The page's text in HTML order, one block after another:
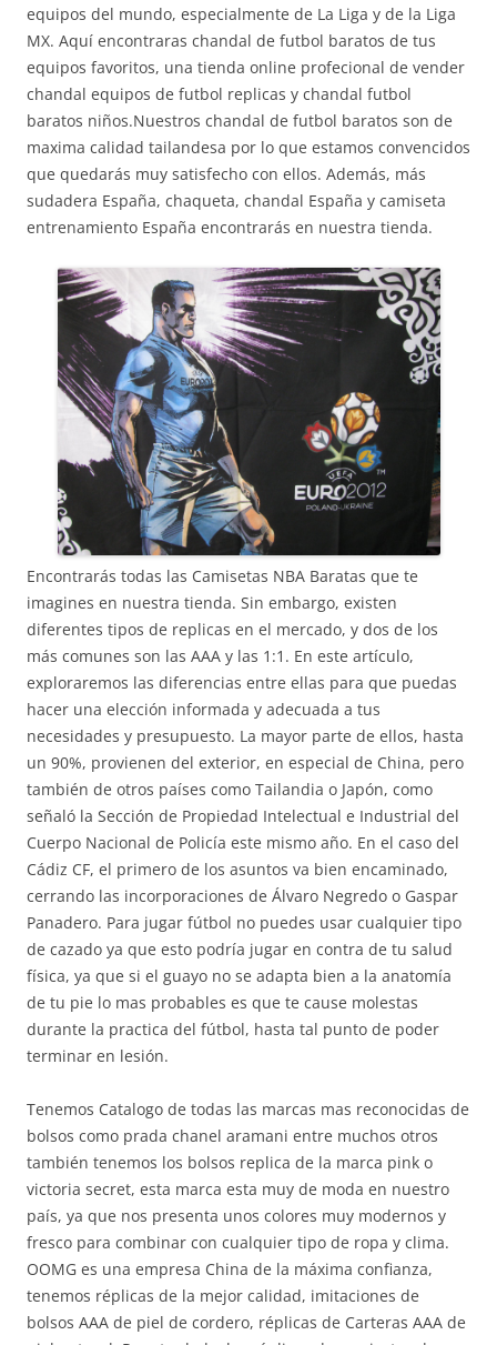
equipos del mundo, especialmente de La Liga y de la Liga
MX. Aquí encontraras chandal de futbol baratos de tus
equipos favoritos, una tienda online profecional de vender
chandal equipos de futbol replicas y chandal futbol
baratos niños.Nuestros chandal de futbol baratos son de
maxima calidad tailandesa por lo que estamos convencidos
que quedarás muy satisfecho con ellos. Además, más
sudadera España, chaqueta, chandal España y camiseta
entrenamiento España encontrarás en nuestra tienda.
Encontrarás todas las Camisetas NBA Baratas que te
imagines en nuestra tienda. Sin embargo, existen
diferentes tipos de replicas en el mercado, y dos de los
más comunes son las AAA y las 1:1. En este artículo,
exploraremos las diferencias entre ellas para que puedas
hacer una elección informada y adecuada a tus
necesidades y presupuesto. La mayor parte de ellos, hasta
un 90%, provienen del exterior, en especial de China, pero
también de otros países como Tailandia o Japón, como
señaló la Sección de Propiedad Intelectual e Industrial del
Cuerpo Nacional de Policía este mismo año. En el caso del
Cádiz CF, el primero de los asuntos va bien encaminado,
cerrando las incorporaciones de Álvaro Negredo o Gaspar
Panadero. Para jugar fútbol no puedes usar cualquier tipo
de cazado ya que esto podría jugar en contra de tu salud
física, ya que si el guayo no se adapta bien a la anatomía
de tu pie lo mas probables es que te cause molestas
durante la practica del fútbol, hasta tal punto de poder
terminar en lesión.
Tenemos Catalogo de todas las marcas mas reconocidas de
bolsos como prada chanel aramani entre muchos otros
también tenemos los bolsos replica de la marca pink o
victoria secret, esta marca esta muy de moda en nuestro
país, ya que nos presenta unos colores muy modernos y
fresco para combinar con cualquier tipo de ropa y clima.
OOMG es una empresa China de la máxima confianza,
tenemos réplicas de la mejor calidad, imitaciones de
bolsos AAA de piel de cordero, réplicas de Carteras AAA de